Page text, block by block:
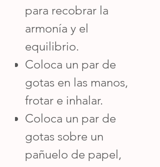
para recobrar la
armonía y el
equilibrio.
Coloca un par de
gotas en las manos,
frotar e inhalar.
Coloca un par de
gotas sobre un
pañuelo de papel,